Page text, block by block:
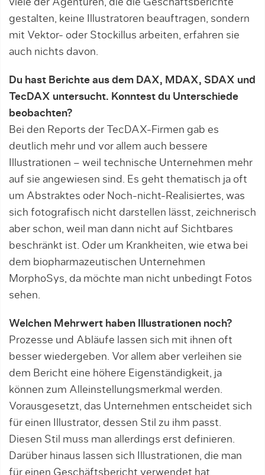
viele der Agenturen, die die Geschäfts­berichte
gestalten, keine Illustratoren beauftragen, sondern
mit Vektor- oder Stockillus arbeiten, erfahren sie
auch nichts davon.
Du hast Berichte aus dem DAX, MDAX, SDAX und
TecDAX untersucht. Konntest du Unterschiede
beobachten?
Bei den Reports der TecDAX-Firmen gab es
deutlich mehr und vor allem auch bessere
Illustrationen – weil technische Unternehmen mehr
auf sie angewie­sen sind. Es geht thematisch ja oft
um Abstrak­tes oder Noch-nicht-Realisiertes, was
sich fotografisch nicht darstellen lässt, zeichnerisch
aber schon, weil man dann nicht auf Sichtbares
beschränkt ist. Oder um Krankheiten, wie etwa bei
dem biopharma­zeutischen Unternehmen
MorphoSys, da möchte man nicht unbedingt Fotos
sehen.
Welchen Mehrwert haben Illustrationen noch?
Prozesse und Abläufe lassen sich mit ihnen oft
besser wiedergeben. Vor allem aber verleihen sie
dem Bericht eine höhere Eigenständigkeit, ja
können zum Alleinstellungsmerkmal werden.
Vorausgesetzt, das Unternehmen entscheidet sich
für einen Illustrator, dessen Stil zu ihm passt.
Diesen Stil muss man allerdings erst definieren.
Darüber hinaus lassen sich Illustrationen, die man
für einen Geschäftsbericht verwendet hat,